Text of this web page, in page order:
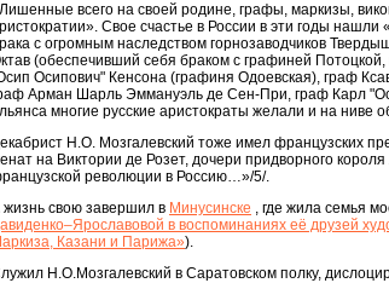
всего на своей родине, графы, маркизы,
Свое счастье в России в эти годы
с огромным наследством горнозаводчиков
(обеспечивший себя браком с графиней
Осипович" Кенсона (графиня Одоевская), граф
Арман Шарль Эммануэль де Сен-При, граф Карл
многие русские аристократы желали и на ниве
Н.О. Мозгалевский тоже имел французских
на Виктории де Розет, дочери придворного
революции в Россию…»/5/.
жизнь свою завершил в Минусинске , где жила семья
в воспоминаниях её друзей
Казани и Парижа»).
Н.О.Мозгалевский в Саратовском полку,